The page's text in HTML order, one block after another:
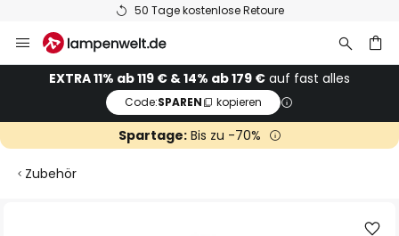
50 Tage kostenlose Retoure
Inhalt
springenEXTRA 11% ab 119 € & 14% ab 179 € auf fast alles
Code:SPAREN kopieren
Spartage:Bis zu -70%
Zubehör